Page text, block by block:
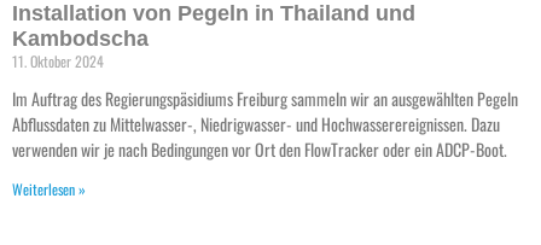
Installation von Pegeln in Thailand und
Kambodscha
11. Oktober 2024
Im Auftrag des Regierungspäsidiums Freiburg sammeln wir an ausgewählten Pegeln
Abflussdaten zu Mittelwasser-, Niedrigwasser- und Hochwasserereignissen. Dazu
verwenden wir je nach Bedingungen vor Ort den FlowTracker oder ein ADCP-Boot.
Weiterlesen »